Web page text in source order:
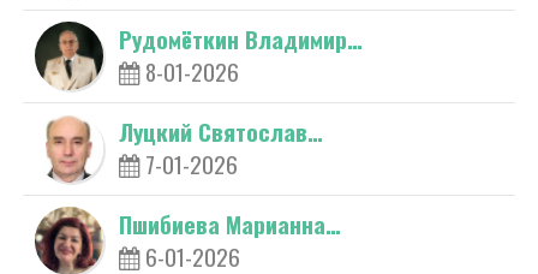
Рудомёткин Владимир…
8-01-2026
Луцкий Святослав…
7-01-2026
Пшибиева Марианна…
6-01-2026